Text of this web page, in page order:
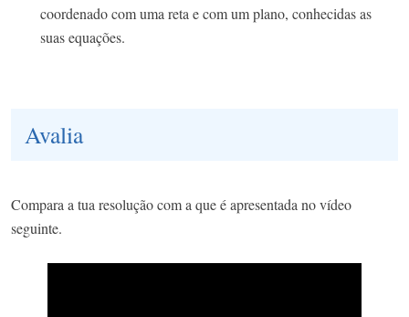
coordenado com uma reta e com um plano, conhecidas as
suas equações.
Avalia
Compara a tua resolução com a que é apresentada no vídeo
seguinte.